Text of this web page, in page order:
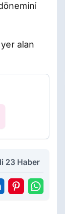
alan
23 Haber